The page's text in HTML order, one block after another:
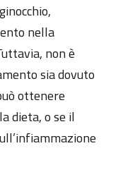
nella
non è
sia dovuto
ottenere
dieta, o se il